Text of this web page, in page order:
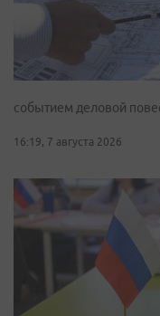
событием деловой
16:19, 7 августа 2026